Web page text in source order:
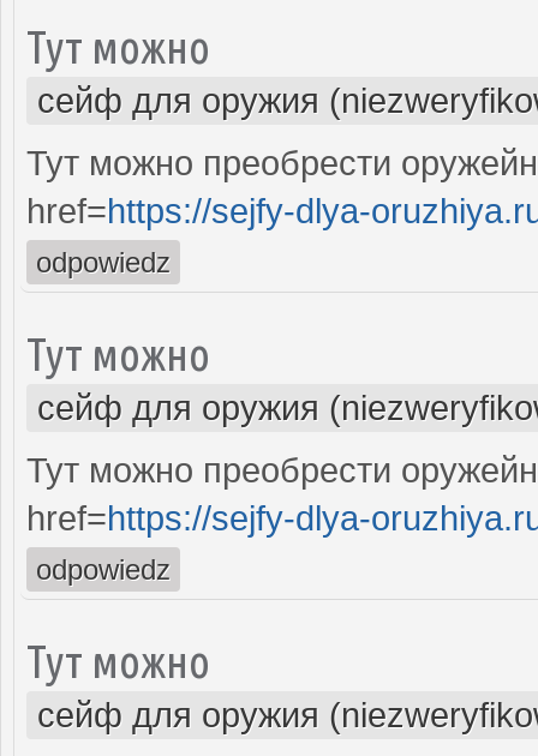
Тут можно
сейф для оружия
Тут можно преобрести
href=https://sejfy-dlya-
odpowiedz
Тут можно
сейф для оружия
Тут можно преобрести
href=https://sejfy-dlya-
odpowiedz
Тут можно
сейф для оружия